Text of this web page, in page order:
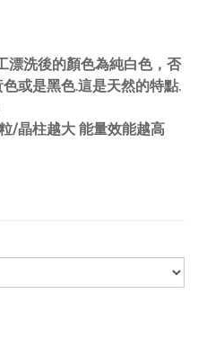
漂洗後的顏色為純白色，否
或是黑色.這是天然的特點.
/晶柱越大 能量效能越高